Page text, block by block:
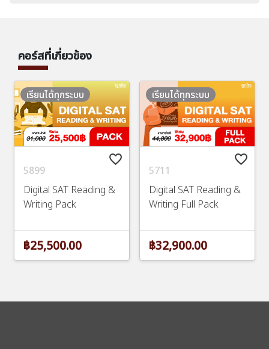
คอร์สที่เกี่ยวข้อง
favorite_border
5899
Digital SAT Reading &
Writing Pack
เรียนได้ทุกระบบ
฿25,500.00
favorite_border
5711
Digital SAT Reading &
Writing Full Pack
เรียนได้ทุกระบบ
฿32,900.00